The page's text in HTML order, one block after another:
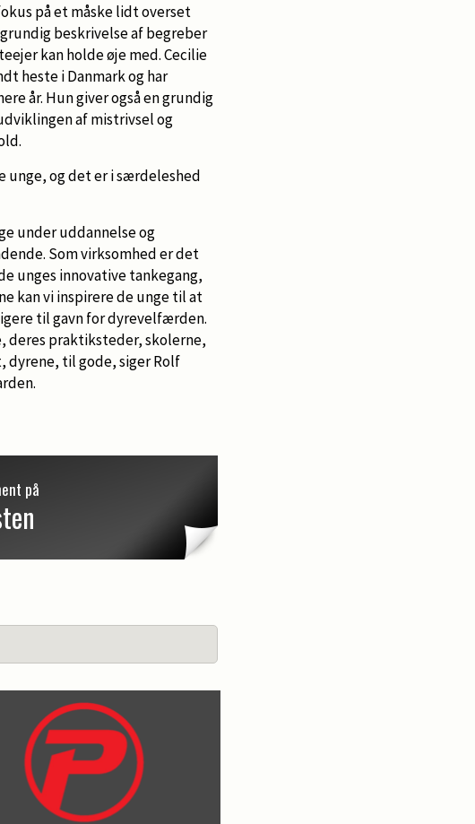
på et måske lidt overset
beskrivelse af begreber
kan holde øje med. Cecilie
heste i Danmark og har
år. Hun giver også en grundig
af mistrivsel og
unge, og det er i særdeleshed
under uddannelse og
Som virksomhed er det
unges innovative tankegang,
kan vi inspirere de unge til at
til gavn for dyrevelfærden.
deres praktiksteder, skolerne,
dyrene, til gode, siger Rolf
på